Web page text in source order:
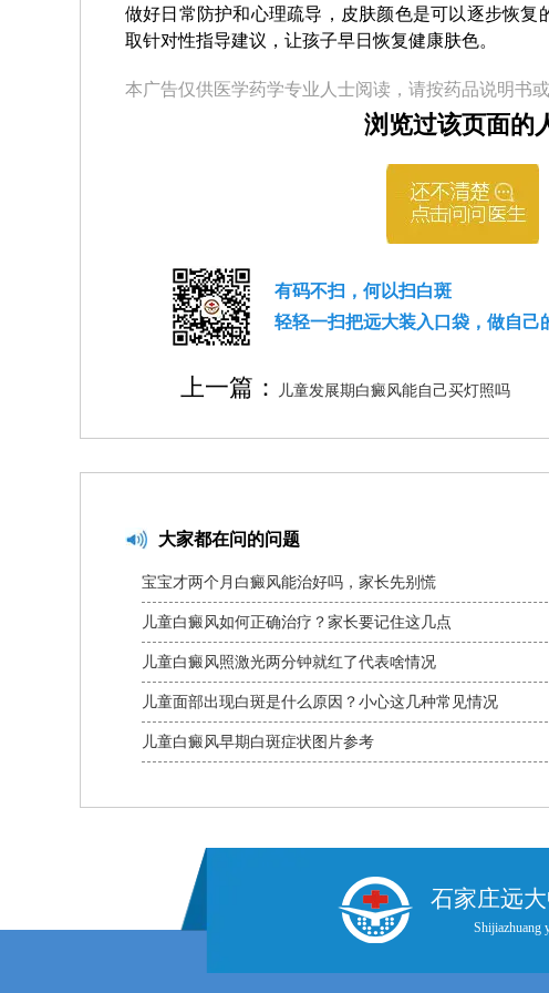
做好日常防护和心理疏导，皮肤颜色是可以逐步恢
取针对性指导建议，让孩子早日恢复健康肤色。
本广告仅供医学药学专业人士阅读，请按药品说明书
浏览过该页面的
有码不扫，何以扫白斑
轻轻一扫把远大装入口袋，做自己
上一篇： 儿童发展期白癜风能自己买灯照吗
大家都在问的问题
宝宝才两个月白癜风能治好吗，家长先别慌
儿童白癜风如何正确治疗？家长要记住这几点
儿童白癜风照激光两分钟就红了代表啥情况
儿童面部出现白斑是什么原因？小心这几种常见情况
儿童白癜风早期白斑症状图片参考
石家庄远
Shijiazhuang